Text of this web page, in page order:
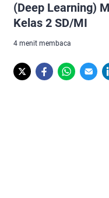
(Deep Learning)
Kelas 2 SD/MI
4 menit membaca